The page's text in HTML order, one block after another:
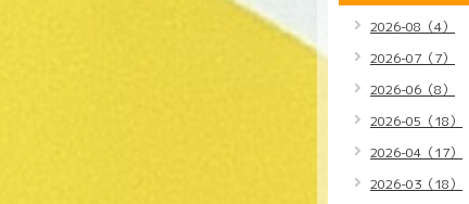
2026-08（4）
2026-07（7）
2026-06（8）
2026-05（18）
2026-04（17）
2026-03（18）